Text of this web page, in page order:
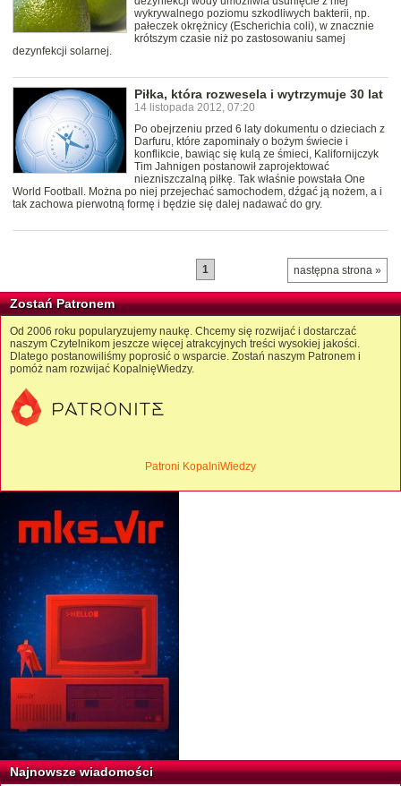
wykrywalnego poziomu szkodliwych bakterii, np.
pałeczek okrężnicy (Escherichia coli), w znacznie
krótszym czasie niż po zastosowaniu samej
dezynfekcji solarnej.
Piłka, która rozwesela i wytrzymuje 30 lat
14 listopada 2012, 07:20
Po obejrzeniu przed 6 laty dokumentu o dzieciach z
Darfuru, które zapominały o bożym świecie i
konflikcie, bawiąc się kulą ze śmieci, Kalifornijczyk
Tim Jahnigen postanowił zaprojektować
niezniszczalną piłkę. Tak właśnie powstała One
World Football. Można po niej przejechać samochodem, dźgać ją nożem, a i
tak zachowa pierwotną formę i będzie się dalej nadawać do gry.
następna strona »
1
Zostań Patronem
Od 2006 roku popularyzujemy naukę. Chcemy się rozwijać i dostarczać
naszym Czytelnikom jeszcze więcej atrakcyjnych treści wysokiej jakości.
Dlatego postanowiliśmy poprosić o wsparcie. Zostań naszym Patronem i
pomóż nam rozwijać KopalnięWiedzy.
Patroni KopalniWiedzy
Najnowsze wiadomości